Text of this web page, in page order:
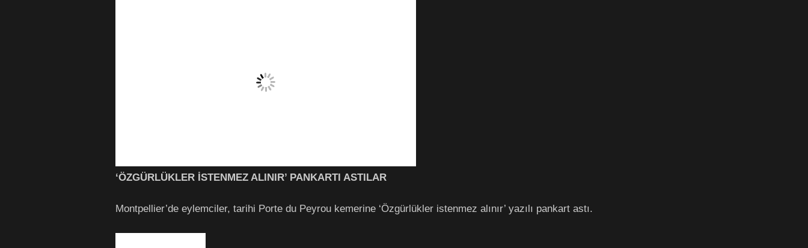
‘ÖZGÜRLÜKLER İSTENMEZ ALINIR’ PANKARTI ASTILAR
Montpellier’de eylemciler, tarihi Porte du Peyrou kemerine ‘Özgürlükler istenmez alınır’ yazılı pankart astı.